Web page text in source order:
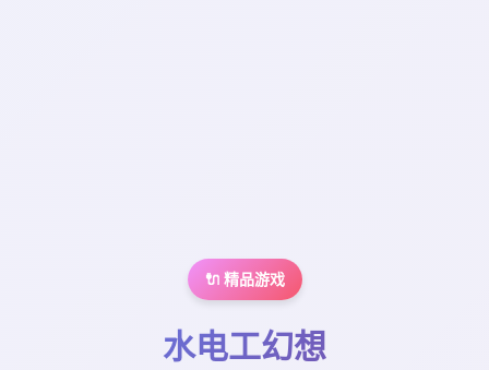
🔌 精品游戏
水电工幻想